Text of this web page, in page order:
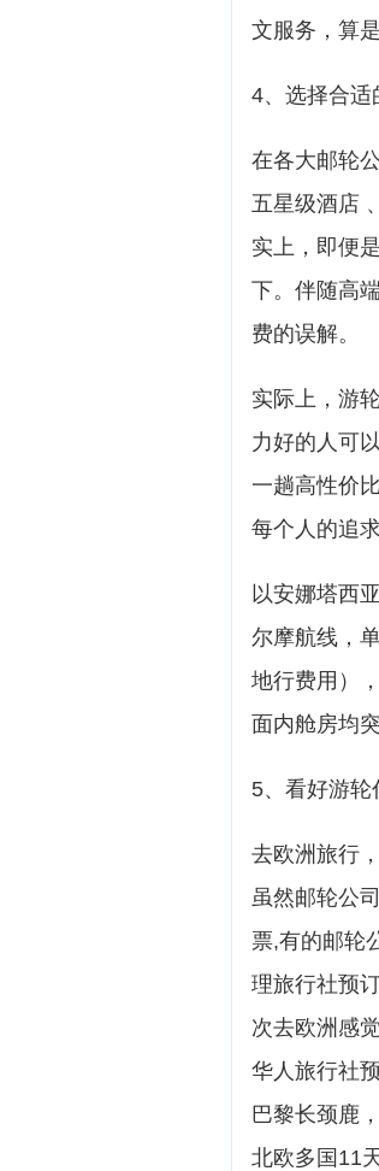
文服务，算
4、选择合适
在各大邮轮
五星级酒店
实上，即便
下。伴随高
费的误解。
实际上，游
力好的人可
一趟高性价
每个人的追求
以安娜塔西
尔摩航线，
地行费用）
面内舱房均
5、看好游
去欧洲旅行
虽然邮轮公
票,有的邮轮
理旅行社预
次去欧洲感
华人旅行社
巴黎长颈鹿
北欧多国11